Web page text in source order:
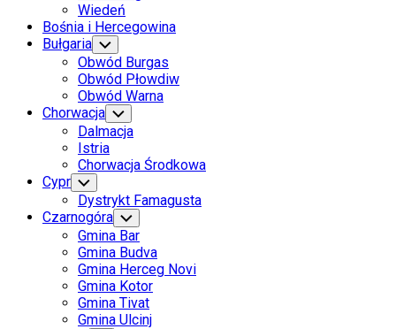
Wiedeń
Bośnia i Hercegowina
Bułgaria Toggle
Child
Menu
Obwód Burgas
Obwód Płowdiw
Obwód Warna
Chorwacja Toggle
Child
Menu
Dalmacja
Istria
Chorwacja Środkowa
Cypr Toggle
Child
Menu
Dystrykt Famagusta
Czarnogóra Toggle
Child
Menu
Gmina Bar
Gmina Budva
Gmina Herceg Novi
Gmina Kotor
Gmina Tivat
Gmina Ulcinj